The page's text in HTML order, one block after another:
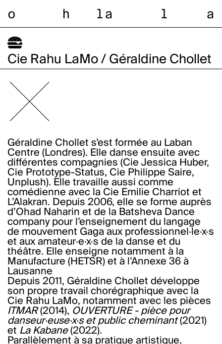
o h l a l a
Cie Rahu LaMo / Géraldine Chollet
Géraldine Chollet s’est formée au Laban
Centre (Londres). Elle danse ensuite avec
différentes compagnies (Cie Jessica Huber,
Cie Prototype-Status, Cie Philippe Saire,
Unplush). Elle travaille aussi comme
comédienne avec la Cie Emilie Charriot et
L’Alakran. Depuis 2006, elle se forme auprès
d’Ohad Naharin et de la Batsheva Dance
company pour l’enseignement du langage
de mouvement Gaga aux professionnel·le·x·s
et aux amateur·e·x·s de la danse et du
théâtre. Elle enseigne notamment à la
Manufacture (HETSR) et à l’Annexe 36 à
Lausanne
Depuis 2011, Géraldine Chollet développe
son propre travail chorégraphique avec la
Cie Rahu LaMo, notamment avec les pièces
ITMAR(2014), OUVERTURE - pièce pour
danseur·euse·x·s et public cheminant(2021)
et La Kabane(2022).
Parallèlement à sa pratique artistique,